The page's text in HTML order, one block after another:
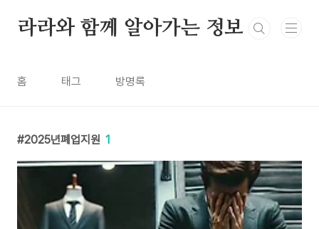
라라와 함께 알아가는 정보
홈 태그 방명록
2025년폐업지원 1